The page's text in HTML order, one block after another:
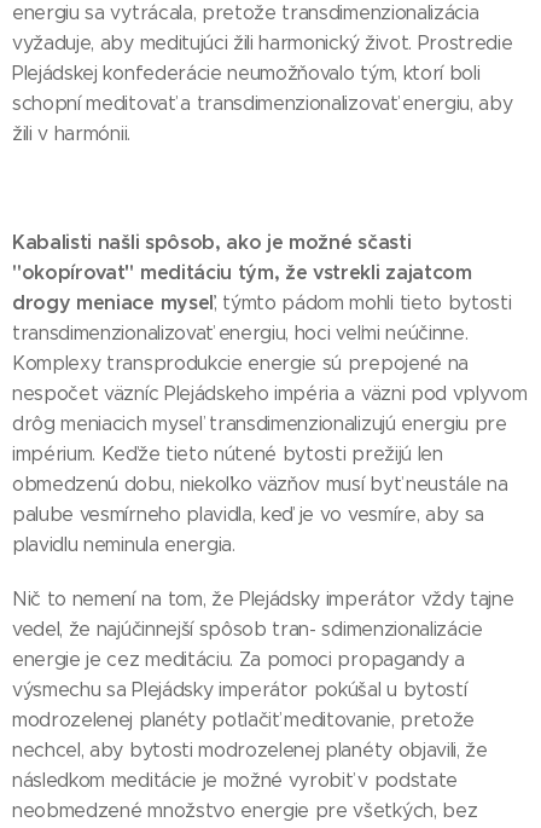
energiu sa vytrácala, pretože transdimenzionalizácia
vyžaduje, aby meditujúci žili harmonický život. Prostredie
Plejádskej konfederácie neumožňovalo tým, ktorí boli
schopní meditovať a transdimenzionalizovať energiu, aby
žili v harmónii.
Kabalisti našli spôsob, ako je možné sčasti
"okopírovať" meditáciu tým, že vstrekli zajatcom
drogy meniace myseľ, týmto pádom mohli tieto bytosti
transdimenzionalizovať energiu, hoci veľmi neúčinne.
Komplexy transprodukcie energie sú prepojené na
nespočet väzníc Plejádskeho impéria a väzni pod vplyvom
drôg meniacich myseľ transdimenzionalizujú energiu pre
impérium. Keďže tieto nútené bytosti prežijú len
obmedzenú dobu, niekoľko väzňov musí byť neustále na
palube vesmírneho plavidla, keď je vo vesmíre, aby sa
plavidlu neminula energia.
Nič to nemení na tom, že Plejádsky imperátor vždy tajne
vedel, že najúčinnejší spôsob tran- sdimenzionalizácie
energie je cez meditáciu. Za pomoci propagandy a
výsmechu sa Plejádsky imperátor pokúšal u bytostí
modrozelenej planéty potlačiť meditovanie, pretože
nechcel, aby bytosti modrozelenej planéty objavili, že
následkom meditácie je možné vyrobiť v podstate
neobmedzené množstvo energie pre všetkých, bez